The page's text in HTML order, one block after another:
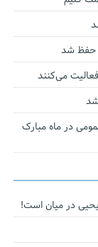
در ماه مبارک
یحیی در میان است!